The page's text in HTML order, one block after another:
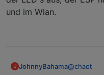
und im Wlan.
J JohnnyBahama@chaot